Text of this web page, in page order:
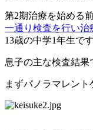
第2期治療を始める前
一通り検査を行い治
13歳の中学1年生です
息子の主な検査結果
まずパノラマレント